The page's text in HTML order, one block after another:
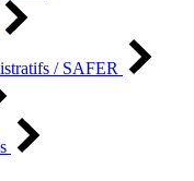
/ SAFER